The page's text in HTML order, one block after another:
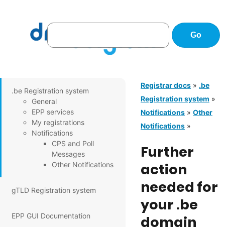
Registrar docs » .be
Registration system »
Notifications » Other
Notifications »
.be Registration system
General
EPP services
My registrations
Notifications
CPS and Poll
Messages
Other Notifications
gTLD Registration system
EPP GUI Documentation
Further
action
needed for
your .be
domain